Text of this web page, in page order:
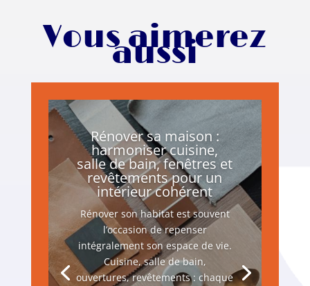
Vous aimerez
aussi
Rénover sa maison :
harmoniser cuisine,
salle de bain, fenêtres et
revêtements pour un
intérieur cohérent
Rénover son habitat est souvent
l’occasion de repenser
intégralement son espace de vie.
Cuisine, salle de bain,
ouvertures, revêtements : chaque